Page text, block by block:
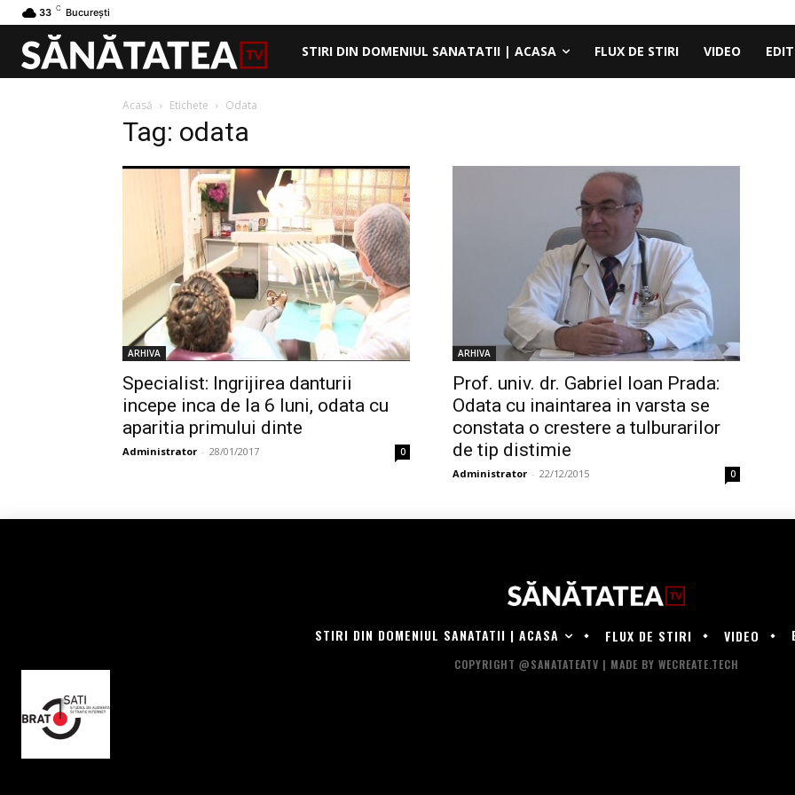
33 C București
STIRI DIN DOMENIUL SANATATII | ACASA FLUX DE STIRI VIDEO
Acasă Etichete Odata
Tag: odata
ARHIVA
Specialist: Ingrijirea danturii
incepe inca de la 6 luni, odata cu
aparitia primului dinte
Administrator - 28/01/2017 0
ARHIVA
Prof. univ. dr. Gabriel Ioan Prada:
Odata cu inaintarea in varsta se
constata o crestere a tulburarilor
de tip distimie
Administrator - 22/12/2015 0
STIRI DIN DOMENIUL SANATATII | ACASA FLUX DE STIRI VIDEO
COPYRIGHT @SANATATEATV | MADE BY WECREATE.TECH